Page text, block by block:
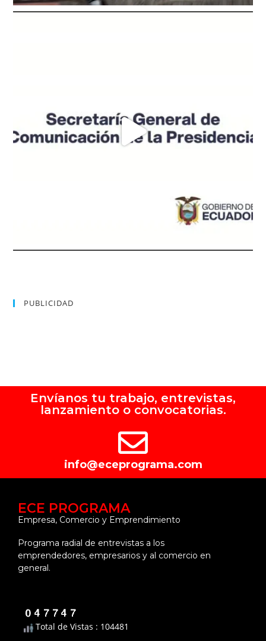
PUBLICIDAD
Envíanos tu trabajo, entrevistas,
lanzamiento o convocatorias.
info@eceprograma.com
ECE PROGRAMA
Empresa, Comercio y Emprendimiento
Programa radial de entrevistas a los
emprendedores, empresarios y al comercio en
general.
Total de Vistas : 104481